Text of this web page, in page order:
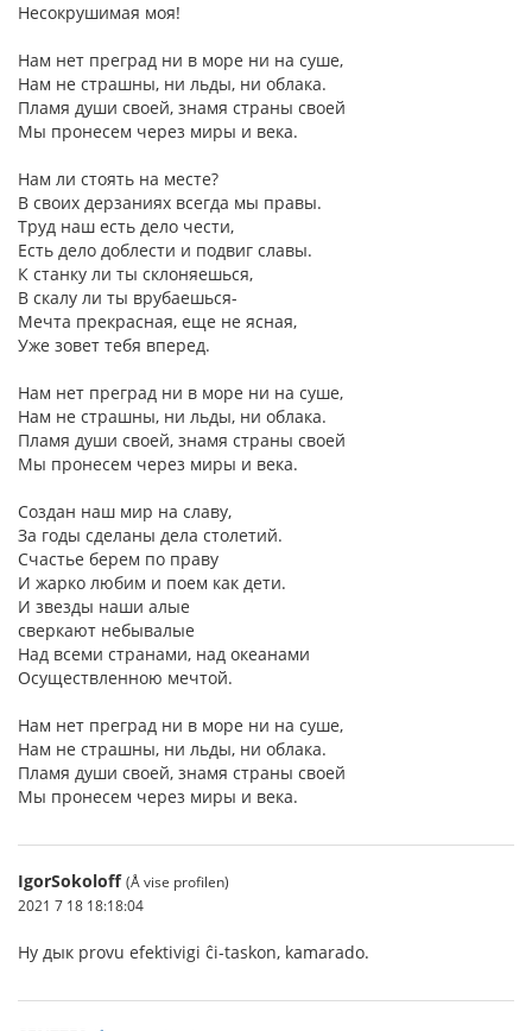
Несокрушимая моя!
Нам нет преград ни в море ни на суше,
Нам не страшны, ни льды, ни облака.
Пламя души своей, знамя страны своей
Мы пронесем через миры и века.
Нам ли стоять на месте?
В своих дерзаниях всегда мы правы.
Труд наш есть дело чести,
Есть дело доблести и подвиг славы.
К станку ли ты склоняешься,
В скалу ли ты врубаешься-
Мечта прекрасная, еще не ясная,
Уже зовет тебя вперед.
Нам нет преград ни в море ни на суше,
Нам не страшны, ни льды, ни облака.
Пламя души своей, знамя страны своей
Мы пронесем через миры и века.
Создан наш мир на славу,
За годы сделаны дела столетий.
Счастье берем по праву
И жарко любим и поем как дети.
И звезды наши алые
сверкают небывалые
Над всеми странами, над океанами
Осуществленною мечтой.
Нам нет преград ни в море ни на суше,
Нам не страшны, ни льды, ни облака.
Пламя души своей, знамя страны своей
Мы пронесем через миры и века.
IgorSokoloff (Å vise profilen)
2021 7 18 18:18:04
Ну дык provu efektivigi ĉi-taskon, kamarado.